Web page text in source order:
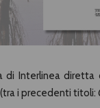
di Interlinea diretta
i precedenti titoli: